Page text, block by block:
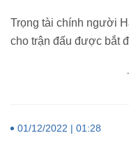
Trọng tài chính người
cho trận đấu được bắt
01/12/2022 | 01:28